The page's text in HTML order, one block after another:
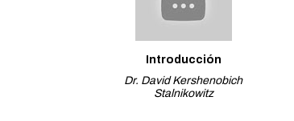
Introducción
Dr. David Kershenobich
Stalnikowitz